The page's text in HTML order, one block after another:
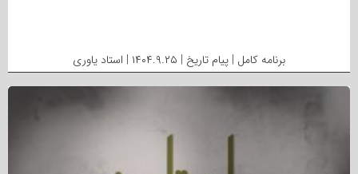
برنامه کامل | پیام تاریخ | ۱۴۰۴.۹.۲۵ | استاد یاوری